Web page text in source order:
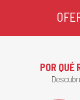
POR QUÉ